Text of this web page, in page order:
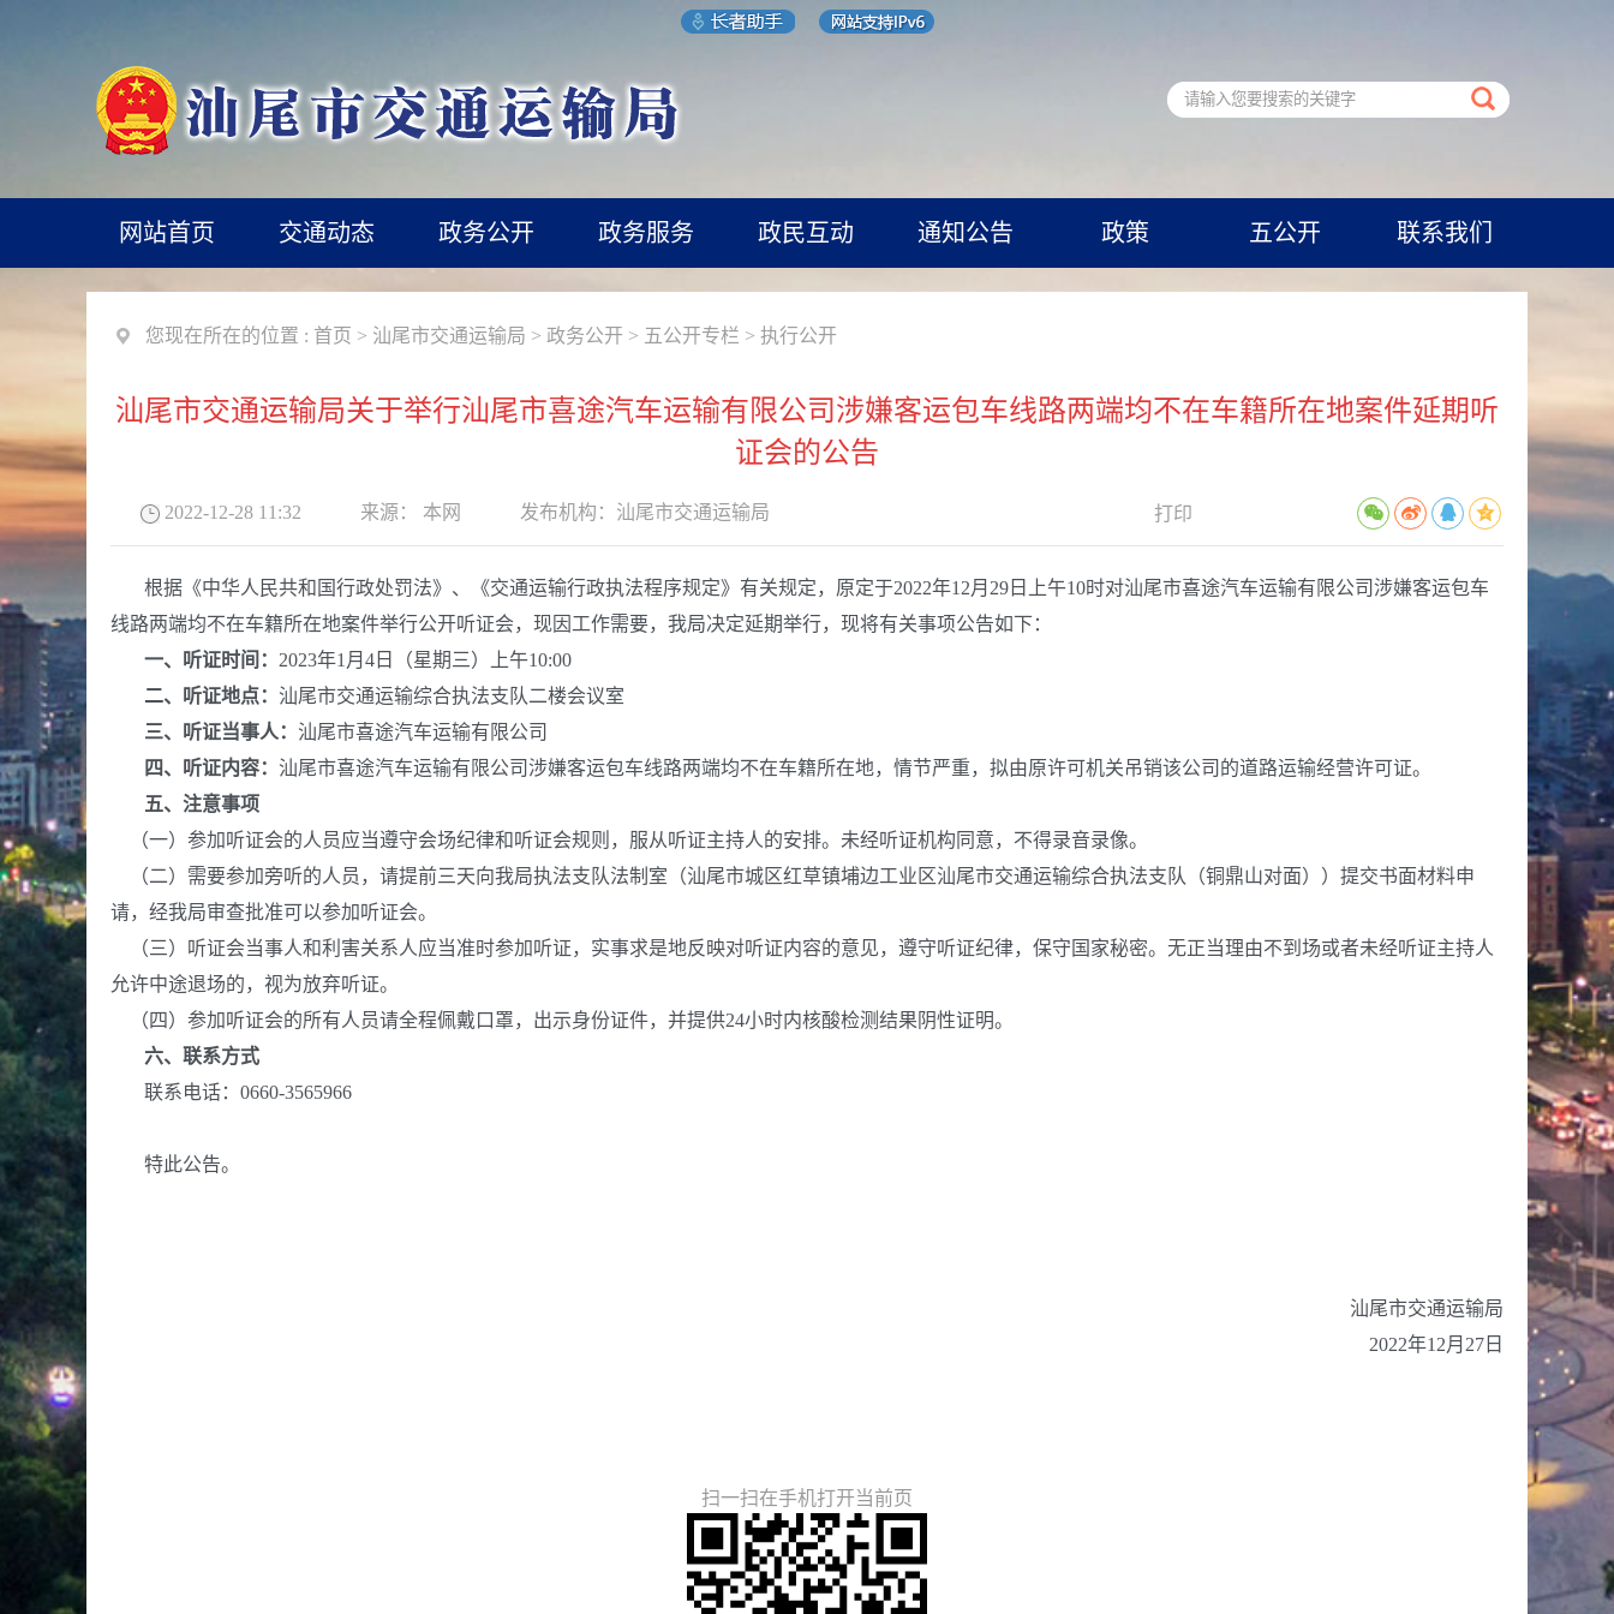
网站首页 交通动态 政务公开 政务服务 政民互动 通知公告 政策 五公开 联系我们
您现在所在的位置 : 首页 > 汕尾市交通运输局 > 政务公开 > 五公开专栏 > 执行公开
汕尾市交通运输局关于举行汕尾市喜途汽车运输有限公司涉嫌客运包车线路两端均不在车籍所在地案件延期听
证会的公告
2022-12-28 11:32 来源： 本网 发布机构： 汕尾市交通运输局 打印
根据《中华人民共和国行政处罚法》、《交通运输行政执法程序规定》有关规定，原定于2022年12月29日上午10时对汕尾市喜途汽车运输有限公司涉嫌客运包车
线路两端均不在车籍所在地案件举行公开听证会，现因工作需要，我局决定延期举行，现将有关事项公告如下：
一、听证时间 ： 2023年1月4日（星期三）上午10:00
二、听证地点： 汕尾市交通运输综合执法支队二楼会议室
三、听证当事人： 汕尾市喜途汽车运输有限公司
四、听证内容： 汕尾市喜途汽车运输有限公司涉嫌客运包车线路两端均不在车籍所在地，情节严重，拟由原许可机关吊销该公司的道路运输经营许可证。
五、注意事项
（一）参加听证会的人员应当遵守会场纪律和听证会规则，服从听证主持人的安排。未经听证机构同意，不得录音录像。
（二）需要参加旁听的人员，请提前三天向我局执法支队法制室（汕尾市城区红草镇埔边工业区汕尾市交通运输综合执法支队（铜鼎山对面））提交书面材料申
请，经我局审查批准可以参加听证会。
（三）听证会当事人和利害关系人应当准时参加听证，实事求是地反映对听证内容的意见，遵守听证纪律，保守国家秘密。无正当理由不到场或者未经听证主持人
允许中途退场的，视为放弃听证。
（四）参加听证会的所有人员请全程佩戴口罩，出示身份证件，并提供24小时内核酸检测结果阴性证明。
六、联系方式
联系电话：0660-3565966
特此公告。
汕尾市交通运输局
2022年12月27日
扫一扫在手机打开当前页